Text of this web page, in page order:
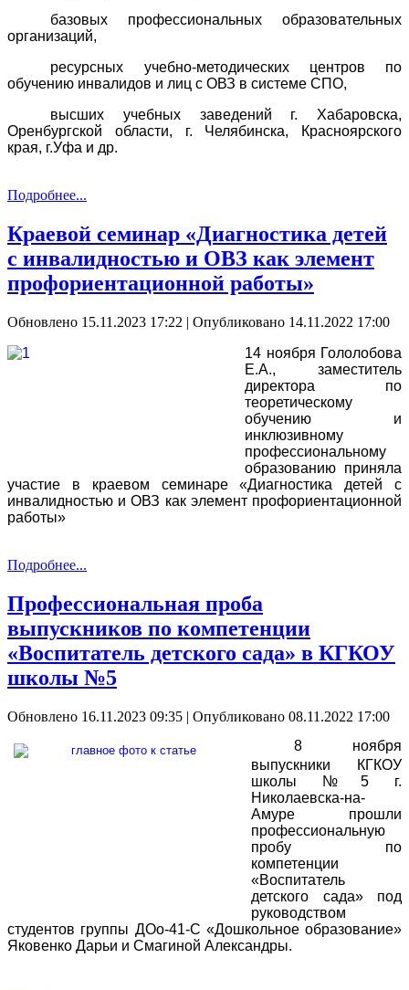
базовых профессиональных образовательных
организаций,
ресурсных учебно-методических центров по
обучению инвалидов и лиц с ОВЗ в системе СПО,
высших учебных заведений г. Хабаровска,
Оренбургской области, г. Челябинска, Красноярского
края, г.Уфа и др.
Подробнее...
Краевой семинар «Диагностика детей
с инвалидностью и ОВЗ как элемент
профориентационной работы»
Обновлено 15.11.2023 17:22 | Опубликовано 14.11.2022 17:00
14 ноября Гололобова
Е.А., заместитель
директора по
теоретическому
обучению и
инклюзивному
профессиональному
образованию приняла
участие в краевом семинаре «Диагностика детей с
инвалидностью и ОВЗ как элемент профориентационной
работы»
Подробнее...
Профессиональная проба
выпускников по компетенции
«Воспитатель детского сада» в КГКОУ
школы №5
Обновлено 16.11.2023 09:35 | Опубликовано 08.11.2022 17:00
8 ноября
выпускники КГКОУ
школы №5 г.
Николаевска-на-
Амуре прошли
профессиональную
пробу по
компетенции
«Воспитатель
детского сада» под
руководством
студентов группы ДОо-41-С «Дошкольное образование»
Яковенко Дарьи и Смагиной Александры.